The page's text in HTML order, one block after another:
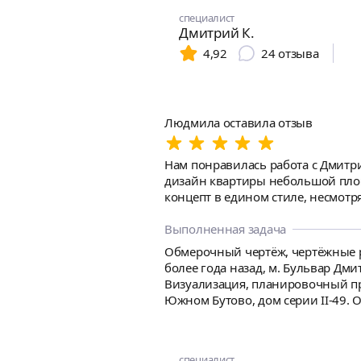
Дизайн стандарт-комфорт
нужен в июле.
специалист
Дмитрий К.
4,92
24отзыва
Людмила оставила отзыв
Нам понравилась работа с
дизайн квартиры небольшой
концепт в едином стиле,
Дмитрий может как и
консенсус абсолютно по всем
Выполненная задача
Обмерочный чертёж, чертёжные
более года назад, м. Бульвар
Визуализация, планировочный
Южном Бутово, дом серии II-49. Общая